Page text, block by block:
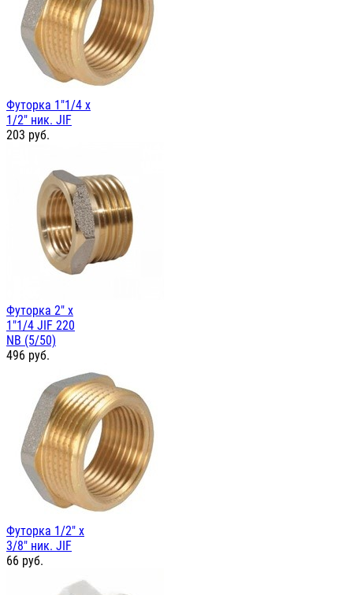
Футорка 1"1/4 х
1/2" ник. JIF
203 руб.
Футорка 2" х
1"1/4 JIF 220
NB (5/50)
496 руб.
Футорка 1/2" х
3/8" ник. JIF
66 руб.